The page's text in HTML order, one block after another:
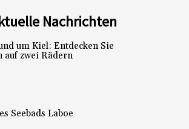
Nachrichten
um Kiel: Entdecken Sie
auf zwei Rädern
Seebads Laboe